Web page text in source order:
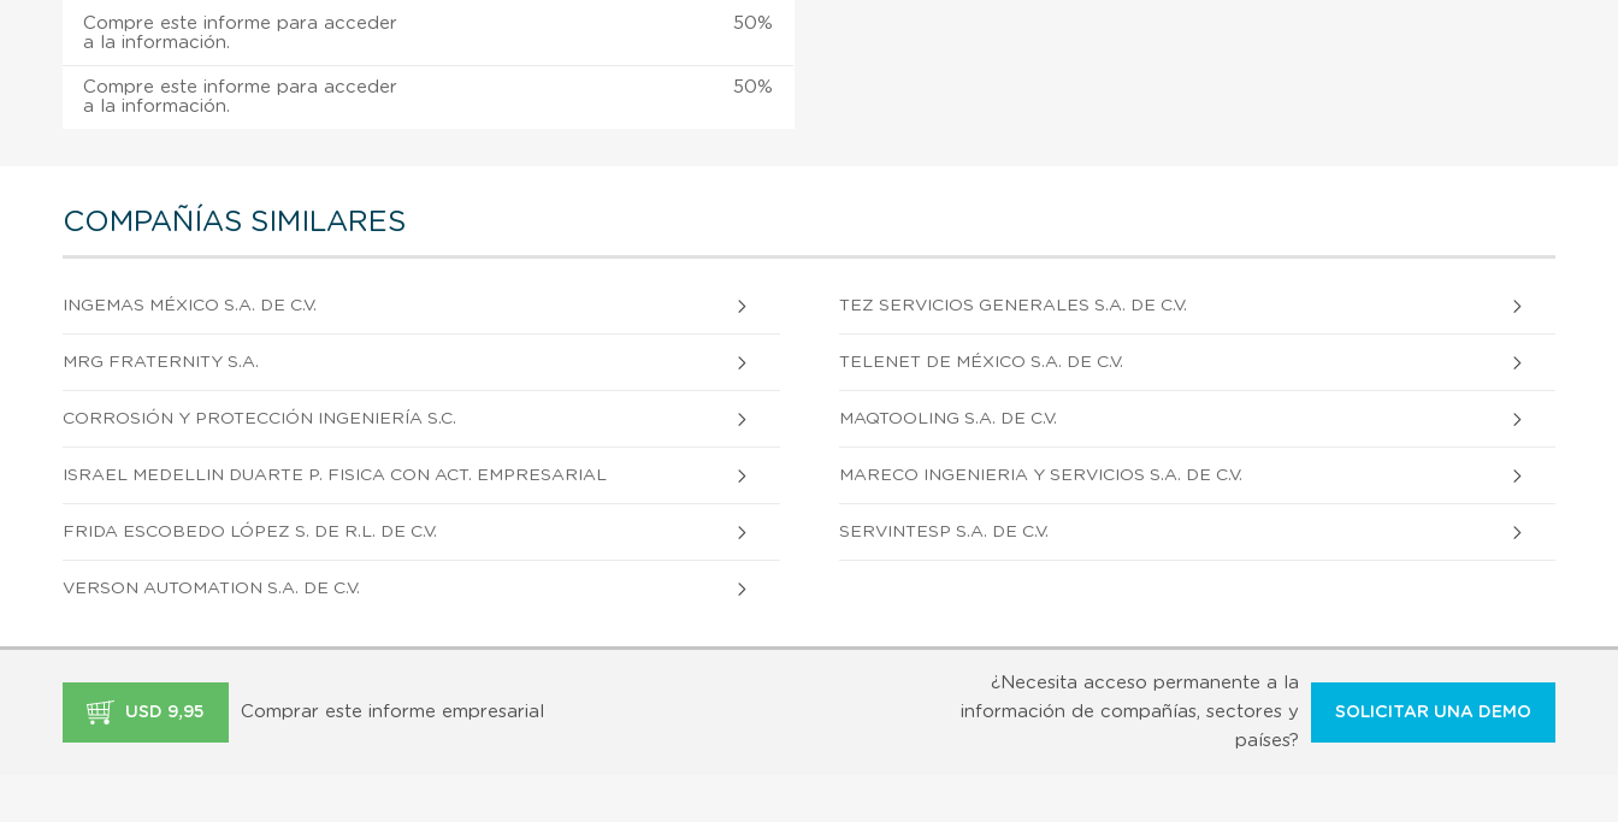
Compre este informe para acceder
a la información.
50%
Compre este informe para acceder
a la información.
50%
COMPAÑÍAS SIMILARES
INGEMAS MÉXICO S.A. DE C.V. TEZ SERVICIOS GENERALES S.A. DE C.V.
MRG FRATERNITY S.A. TELENET DE MÉXICO S.A. DE C.V.
CORROSIÓN Y PROTECCIÓN INGENIERÍA S.C. MAQTOOLING S.A. DE C.V.
ISRAEL MEDELLIN DUARTE P. FISICA CON ACT. EMPRESARIAL MARECO INGENIERIA Y SERVICIOS S.A. DE C.V.
FRIDA ESCOBEDO LÓPEZ S. DE R.L. DE C.V. SERVINTESP S.A. DE C.V.
VERSON AUTOMATION S.A. DE C.V.
USD 9,95 Comprar este informe empresarial
¿Necesita acceso permanente a la
información de compañías, sectores y
países?
SOLICITAR UNA DEMO